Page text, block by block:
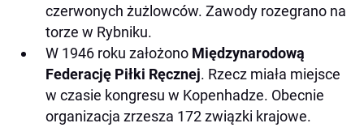
czerwonych żużlowców. Zawody rozegrano na
torze w Rybniku.
W 1946 roku założono Międzynarodową
Federację Piłki Ręcznej. Rzecz miała miejsce
w czasie kongresu w Kopenhadze. Obecnie
organizacja zrzesza 172 związki krajowe.